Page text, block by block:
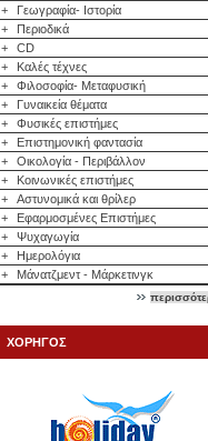
+
Γεωγραφία- Ιστορία
+
Περιοδικά
+
CD
+
Καλές τέχνες
+
Φιλοσοφία- Μεταφυσική
+
Γυναικεία θέματα
+
Φυσικές επιστήμες
+
Επιστημονική φαντασία
+
Οικολογία - Περιβάλλον
+
Κοινωνικές επιστήμες
+
Αστυνομικά και θρίλερ
+
Εφαρμοσμένες Επιστήμες
+
Ψυχαγωγία
+
Ημερολόγια
+
Μάνατζμεντ - Μάρκετινγκ
ΧΟΡΗΓΟΣ